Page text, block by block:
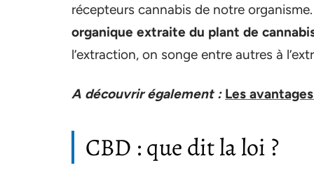
récepteurs cannabis de notre
organique extraite du plant de
l’extraction, on songe entre autres à
A découvrir également : Les
CBD : que dit la loi ?